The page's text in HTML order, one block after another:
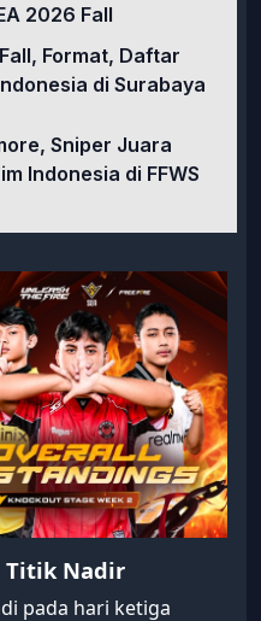
2026 Fall
Format, Daftar
di Surabaya
Sniper Juara
Indonesia di FFWS
Titik Nadir
pada hari ketiga